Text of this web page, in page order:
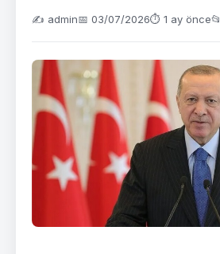
✍️ admin📅 03/07/2026⏱ 1 ay önce📂